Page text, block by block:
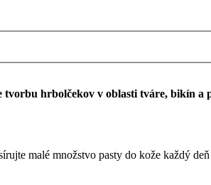
tvorbu hrbolčekov v oblasti tváre, bikín a
malé množstvo pasty do kože každý